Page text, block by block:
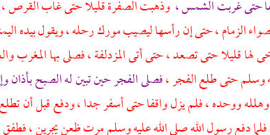
حتى غربت الشمس ، وذهبت الصفرة قليلا حتى غاب القرص
الزمام ، حتى إن رأسها ليصيب مورك رحله ، ويقول بيده
لها قليلا حتى تصعد ، حتى أتىالمزدلفة، فصلى بها المغرب
وسلم حتى طلع الفجر ،فصلى الفجر حين تبين له الصبح بأذان
ووحده ، فلم يزل واقفا حتى أسفر جدا ، ودفع قبل أن
دفع رسول الله صلى الله عليه وسلم مرت ظعن يجرين ، فطفق